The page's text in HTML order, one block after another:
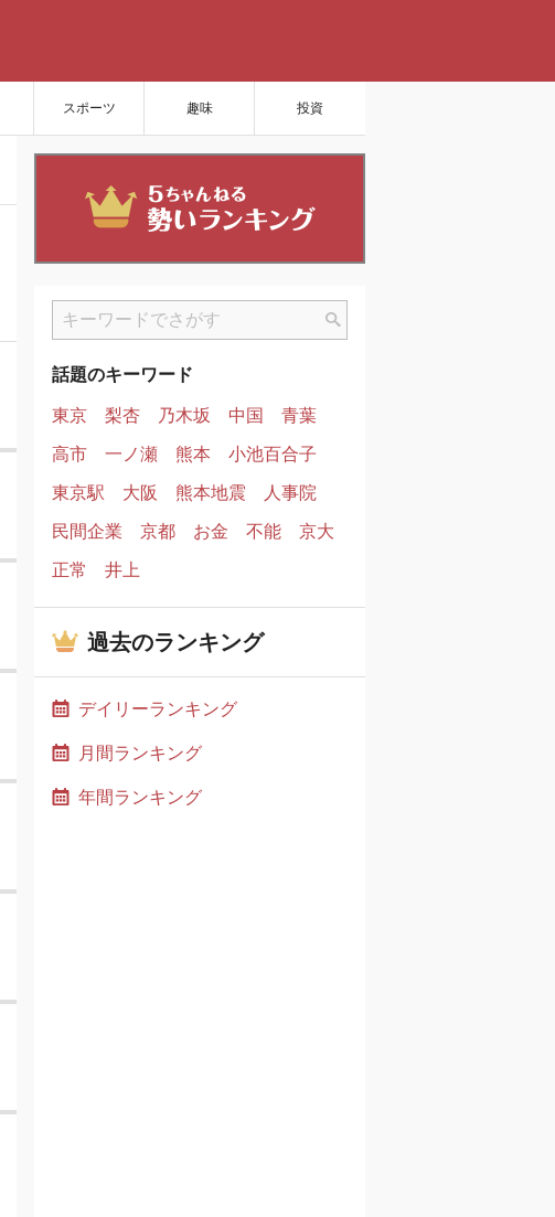
スポーツ 趣味 投資
話題のキーワード
東京
梨杏 乃木坂 中国
青葉
高市
一ノ瀬 熊本
小池百合子
東京駅
大阪 熊本地震
人事院
民間企業
京都 お金 不能
京大
正常
井上
過去のランキング
デイリーランキング
月間ランキング
年間ランキング